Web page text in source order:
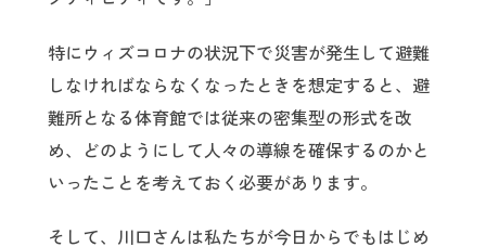
特にウィズコロナの状況下で災害が発生して避難
しなければならなくなったときを想定すると、避
難所となる体育館では従来の密集型の形式を改
め、どのようにして人々の導線を確保するのかと
いったことを考えておく必要があります。
そして、川口さんは私たちが今日からでもはじめ